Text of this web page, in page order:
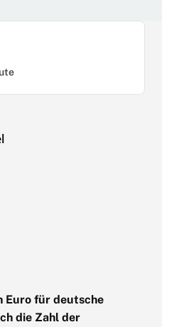
Euro für deutsche
die Zahl der